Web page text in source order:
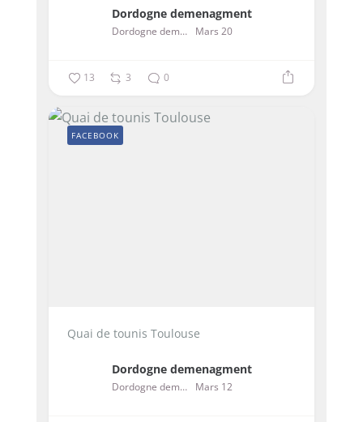
Dordogne demenagment
Dordogne demenagment Mars 20
13 3 0
Quai de tounis Toulouse
Dordogne demenagment
Dordogne demenagment Mars 12
FACEBOOK